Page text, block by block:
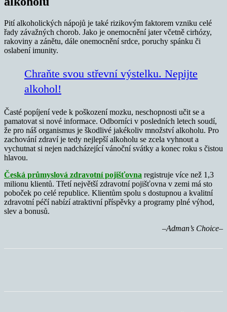
Pití alkoholických nápojů je také rizikovým faktorem vzniku celé
řady závažných chorob. Jako je onemocnění jater včetně cirhózy,
rakoviny a zánětu, dále onemocnění srdce, poruchy spánku či
oslabení imunity.
Chraňte svou střevní výstelku. Nepijte
alkohol!
Časté popíjení vede k poškození mozku, neschopnosti učit se a
pamatovat si nové informace. Odborníci v posledních letech soudí,
že pro náš organismus je škodlivé jakékoliv množství alkoholu. Pro
zachování zdraví je tedy nejlepší alkoholu se zcela vyhnout a
vychutnat si nejen nadcházející vánoční svátky a konec roku s čistou
hlavou.
Česká průmyslová zdravotní pojišťovna registruje více než 1,3
milionu klientů. Třetí největší zdravotní pojišťovna v zemi má sto
poboček po celé republice. Klientům spolu s dostupnou a kvalitní
zdravotní péčí nabízí atraktivní příspěvky a programy plné výhod,
slev a bonusů.
–Adman’s Choice–